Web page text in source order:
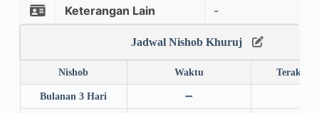
Keterangan Lain
-
Jadwal Nishob Khuruj
Nishob Waktu Terakhir
Bulanan 3 Hari ➖